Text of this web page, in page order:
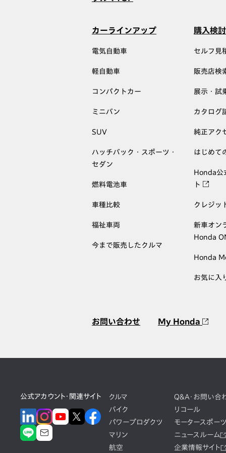
カーラインアップ
電気自動車
軽自動車
コンパクトカー
ミニバン
SUV
ハッチバック・スポーツ・
セダン
燃料電池車
車種比較
福祉車両
今まで販売したクルマ
購入検
セルフ見
販売店検
展示・試
カタログ
純正アク
はじめて
Honda公
ト
クレジッ
新車オン
Honda
Honda
お気に入
お問い合わせ My Honda
公式アカウント・関連サイト
クルマ
バイク
パワープロダクツ
マリン
航空
Q&A・お問い合
リコール
モータースポーツ
ニュースルーム
企業情報サイト